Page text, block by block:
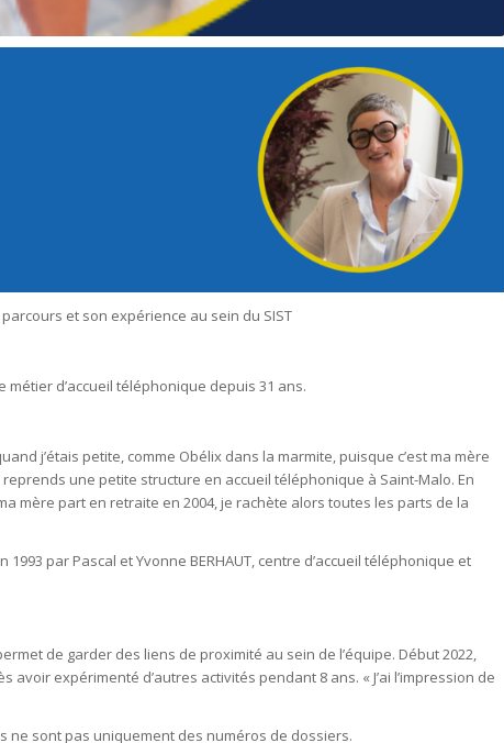
et son expérience au sein du SIST
métier d’accueil téléphonique depuis 31 ans.
j’étais petite, comme Obélix dans la marmite, puisque c’est ma mère
reprends une petite structure en accueil téléphonique à Saint-Malo. En
mère part en retraite en 2004, je rachète alors toutes les parts de la
par Pascal et Yvonne BERHAUT, centre d’accueil téléphonique et
de garder des liens de proximité au sein de l’équipe. Début 2022,
expérimenté d’autres activités pendant 8 ans. « J’ai l’impression de
ne sont pas uniquement des numéros de dossiers.